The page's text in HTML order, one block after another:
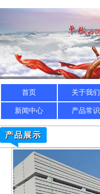
首页 关于我们
新闻中心 产品常识
产品展示